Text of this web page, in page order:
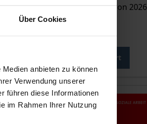
Über Cookies
anbieten zu können
Verwendung unserer
führen diese Informationen
im Rahmen Ihrer Nutzung
Nomos, 2. Edition 2026
ca.
Add to Cart